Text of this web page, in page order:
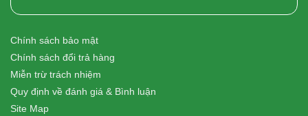
Chính sách bảo mật
Chính sách đổi trả hàng
Miễn trừ trách nhiệm
Quy định về đánh giá & Bình luận
Site Map